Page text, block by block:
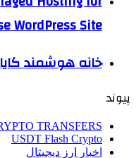
WordPress Site
خانه هوشمند
پیوند
TRANSFERS
USDT Flash Crypto
اخبار ارز دیجیتال